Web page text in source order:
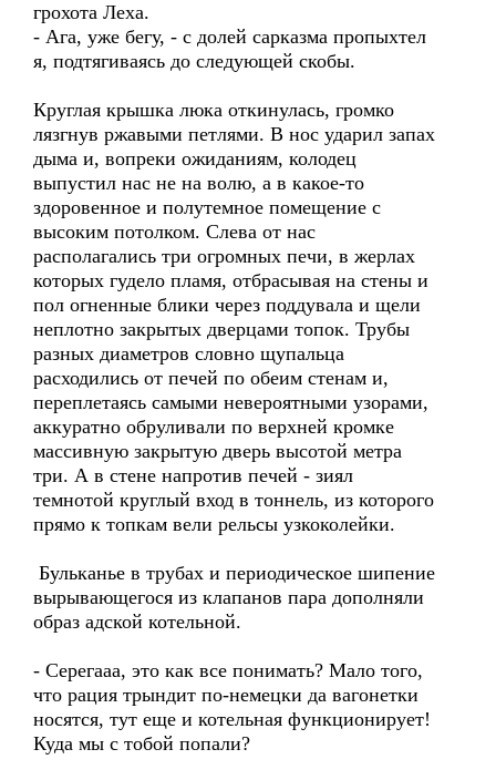
грохота Леха.
- Ага, уже бегу, - с долей сарказма пропыхтел
я, подтягиваясь до следующей скобы.
Круглая крышка люка откинулась, громко
лязгнув ржавыми петлями. В нос ударил запах
дыма и, вопреки ожиданиям, колодец
выпустил нас не на волю, а в какое-то
здоровенное и полутемное помещение с
высоким потолком. Слева от нас
располагались три огромных печи, в жерлах
которых гудело пламя, отбрасывая на стены и
пол огненные блики через поддувала и щели
неплотно закрытых дверцами топок. Трубы
разных диаметров словно щупальца
расходились от печей по обеим стенам и,
переплетаясь самыми невероятными узорами,
аккуратно обруливали по верхней кромке
массивную закрытую дверь высотой метра
три. А в стене напротив печей - зиял
темнотой круглый вход в тоннель, из которого
прямо к топкам вели рельсы узкоколейки.
Бульканье в трубах и периодическое шипение
вырывающегося из клапанов пара дополняли
образ адской котельной.
- Серегааа, это как все понимать? Мало того,
что рация трындит по-немецки да вагонетки
носятся, тут еще и котельная функционирует!
Куда мы с тобой попали?